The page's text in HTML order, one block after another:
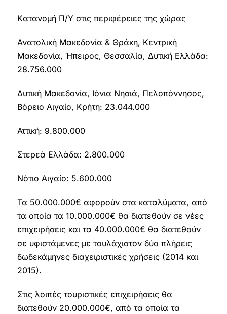
Kατανoμή Π/Υ στις περιφέρειες της χώρας
Ανατολική Μακεδονία & Θράκη, Κεντρική
Μακεδονία, Ήπειρος, Θεσσαλία, Δυτική Ελλάδα:
28.756.000
Δυτική Μακεδονία, Ιόνια Νησιά, Πελοπόννησος,
Βόρειο Αιγαίο, Κρήτη: 23.044.000
Αττική: 9.800.000
Στερεά Ελλάδα: 2.800.000
Νότιο Αιγαίο: 5.600.000
Τα 50.000.000€ αφορούν στα καταλύματα, από
τα οποία τα 10.000.000€ θα διατεθούν σε νέες
επιχειρήσεις και τα 40.000.000€ θα διατεθούν
σε υφιστάμενες με τουλάχιστον δύο πλήρεις
δωδεκάμηνες διαχειριστικές χρήσεις (2014 και
2015).
Στις λοιπές τουριστικές επιχειρήσεις θα
διατεθούν 20.000.000€, από τα οποία τα